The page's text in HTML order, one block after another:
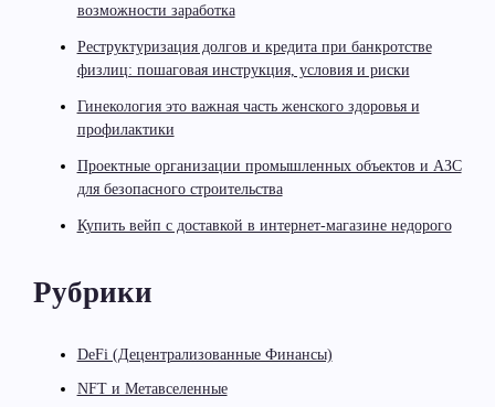
возможности заработка
Реструктуризация долгов и кредита при банкротстве
физлиц: пошаговая инструкция, условия и риски
Гинекология это важная часть женского здоровья и
профилактики
Проектные организации промышленных объектов и АЗС
для безопасного строительства
Купить вейп с доставкой в интернет-магазине недорого
Рубрики
DeFi (Децентрализованные Финансы)
NFT и Метавселенные